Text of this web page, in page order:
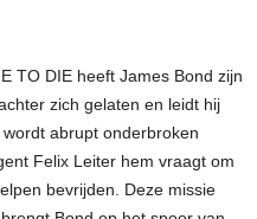
TO DIE heeft James Bond zijn
zich gelaten en leidt hij
abrupt onderbroken
Felix Leiter hem vraagt om
bevrijden. Deze missie